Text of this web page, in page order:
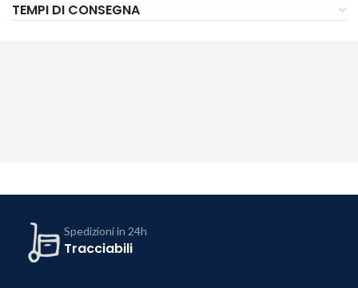
TEMPI DI CONSEGNA
Spedizioni in 24h
Tracciabili